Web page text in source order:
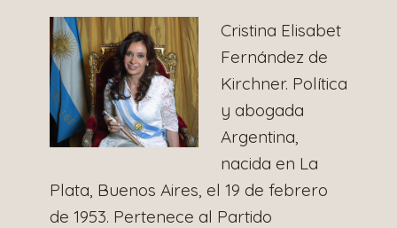
Cristina Elisabet
Fernández de
Kirchner. Política
y abogada
Argentina,
nacida en La
Plata, Buenos Aires, el 19 de febrero
de 1953. Pertenece al Partido